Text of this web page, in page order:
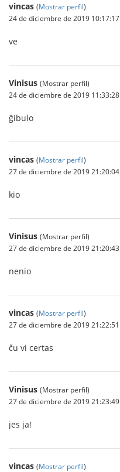
vincas (Mostrar perfil)
24 de diciembre de 2019 10:17:17
ve
Vinisus (Mostrar perfil)
24 de diciembre de 2019 11:33:28
ĝibulo
vincas (Mostrar perfil)
27 de diciembre de 2019 21:20:04
kio
Vinisus (Mostrar perfil)
27 de diciembre de 2019 21:20:43
nenio
vincas (Mostrar perfil)
27 de diciembre de 2019 21:22:51
ču vi certas
Vinisus (Mostrar perfil)
27 de diciembre de 2019 21:23:49
jes ja!
vincas (Mostrar perfil)